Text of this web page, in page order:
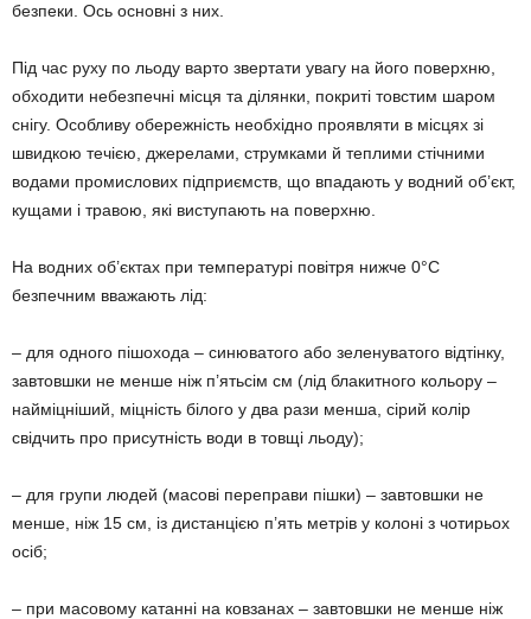
безпеки. Ось основні з них.
Під час руху по льоду варто звертати увагу на його поверхню,
обходити небезпечні місця та ділянки, покриті товстим шаром
снігу. Особливу обережність необхідно проявляти в місцях зі
швидкою течією, джерелами, струмками й теплими стічними
водами промислових підприємств, що впадають у водний об’єкт,
кущами і травою, які виступають на поверхню.
На водних об’єктах при температурі повітря нижче 0°С
безпечним вважають лід:
– для одного пішохода – синюватого або зеленуватого відтінку,
завтовшки не менше ніж п’ятьсім см (лід блакитного кольору –
найміцніший, міцність білого у два рази менша, сірий колір
свідчить про присутність води в товщі льоду);
– для групи людей (масові переправи пішки) – завтовшки не
меншe, ніж 15 см, із дистанцією п’ять метрів у колоні з чотирьох
осіб;
– при масовому катанні на ковзанах – завтовшки не менше ніж